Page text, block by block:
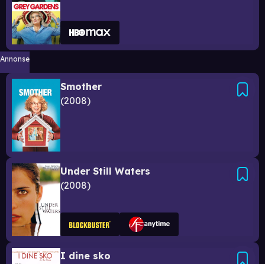
Annonse
Smother
2008
Under Still Waters
2008
I dine sko